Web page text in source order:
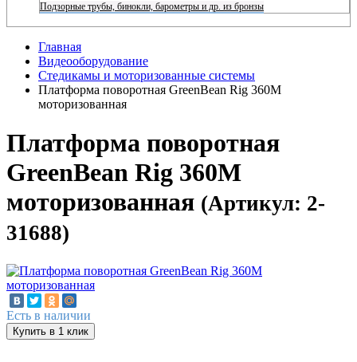
Подзорные трубы, бинокли, барометры и др. из бронзы
Главная
Видеооборудование
Стедикамы и моторизованные системы
Платформа поворотная GreenBean Rig 360M
моторизованная
Платформа поворотная
GreenBean Rig 360M
моторизованная (Артикул: 2-
31688)
Есть в наличии
Купить в 1 клик